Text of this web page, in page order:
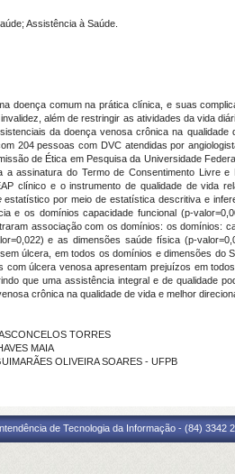
Assistência à Saúde.
doença comum na prática clínica, e suas
além de restringir as atividades da vida
da doença venosa crônica na
204 pessoas com DVC atendidas por
de Ética em Pesquisa da Universidade
a assinatura do Termo de Consentimento Livre
clínico e o instrumento de qualidade de vida
estatístico por meio de estatística descritiva e
e os domínios capacidade funcional (p-
associação com os domínios: os domínios:
e as dimensões saúde física (p-
úlcera, em todos os domínios e dimensões
com úlcera venosa apresentam prejuízos em
que uma assistência integral e de qualidade
crônica na qualidade de vida e melhor
TORRES
MAIA
OLIVEIRA SOARES - UFPB
de Tecnologia da Informação - (84)